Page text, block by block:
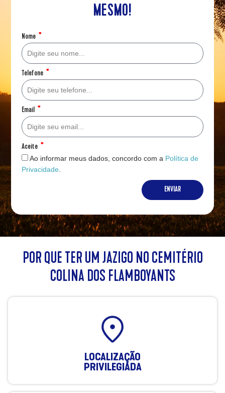
MESMO!
Nome
Telefone
Email
Aceite
Ao informar meus dados, concordo com a Política de
Privacidade.
ENVIAR
POR QUE TER UM JAZIGO NO CEMITÉRIO
COLINA DOS FLAMBOYANTS
LOCALIZAÇÃO
PRIVILEGIADA​